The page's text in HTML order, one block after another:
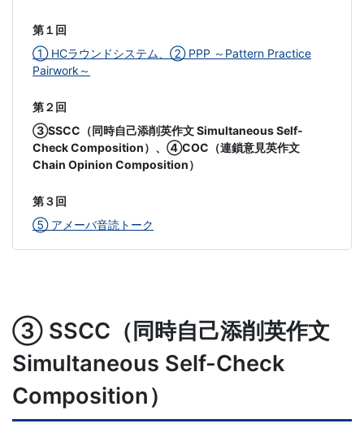
に、
現
を
支
援
第１回
① HCラウンドシステム、② PPP ～Pattern Practice
Pairwork～
第２回
③SSCC（同時自己添削英作文 Simultaneous Self-
Check Composition）、④COC（連鎖意見英作文
Chain Opinion Composition）
第３回
⑤ アメーバ音読トーク
③ SSCC（同時自己添削英作文
Simultaneous Self-Check
Composition）